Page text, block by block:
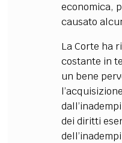
economica,
causato
La Corte ha
costante in
un bene
dei diritti